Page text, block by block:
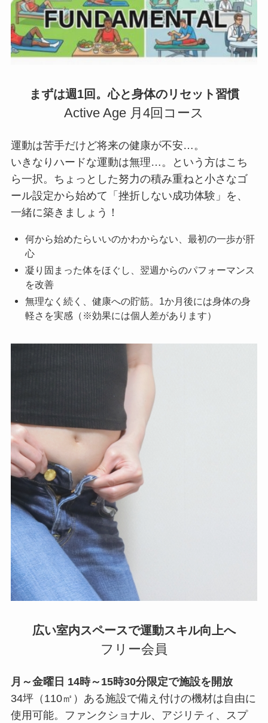
まずは週1回。心と身体のリセット習慣
Active Age 月4回コース
運動は苦手だけど将来の健康が不安…。
いきなりハードな運動は無理…。という方はこち
ら一択。ちょっとした努力の積み重ねと小さなゴ
ール設定から始めて「挫折しない成功体験」を、
一緒に築きましょう！
何から始めたらいいのかわからない、最初の一歩が肝
心
凝り固まった体をほぐし、翌週からのパフォーマンス
を改善
無理なく続く、健康への貯筋。1か月後には身体の身
軽さを実感（※効果には個人差があります）
広い室内スペースで運動スキル向上へ
フリー会員
月～金曜日 14時～15時30分限定で施設を開放
34坪（110㎡）ある施設で備え付けの機材は自由に
使用可能。ファンクショナル、アジリティ、スプ